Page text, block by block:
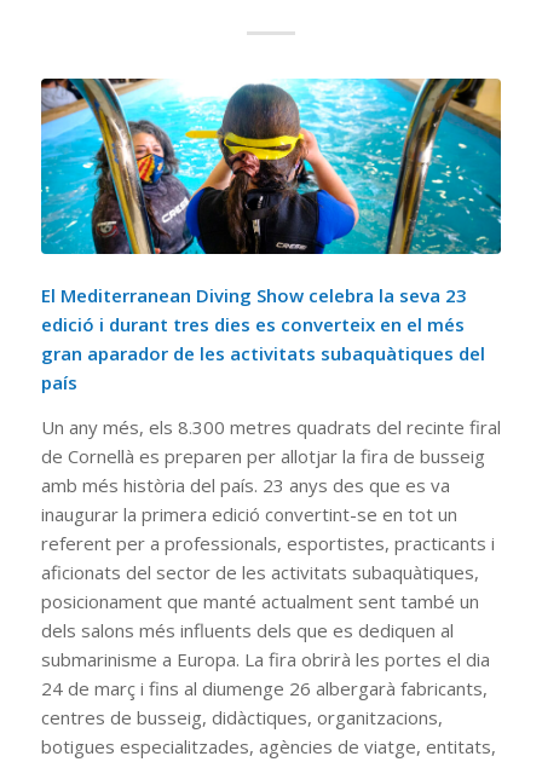
El Mediterranean Diving Show celebra la seva 23
edició i durant tres dies es converteix en el més
gran aparador de les activitats subaquàtiques del
país
Un any més, els 8.300 metres quadrats del recinte firal
de Cornellà es preparen per allotjar la fira de busseig
amb més història del país. 23 anys des que es va
inaugurar la primera edició convertint-se en tot un
referent per a professionals, esportistes, practicants i
aficionats del sector de les activitats subaquàtiques,
posicionament que manté actualment sent també un
dels salons més influents dels que es dediquen al
submarinisme a Europa. La fira obrirà les portes el dia
24 de març i fins al diumenge 26 albergarà fabricants,
centres de busseig, didàctiques, organitzacions,
botigues especialitzades, agències de viatge, entitats,